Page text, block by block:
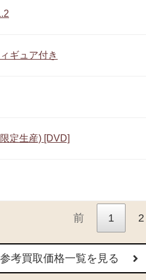
ギュア付き
定生産) [DVD]
前 1 2
考買取価格一覧を見る